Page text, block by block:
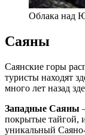
Облака над
Саяны
Саянские горы
туристы находят
много лет назад
Западные Саяны
покрытые тайгой,
уникальный